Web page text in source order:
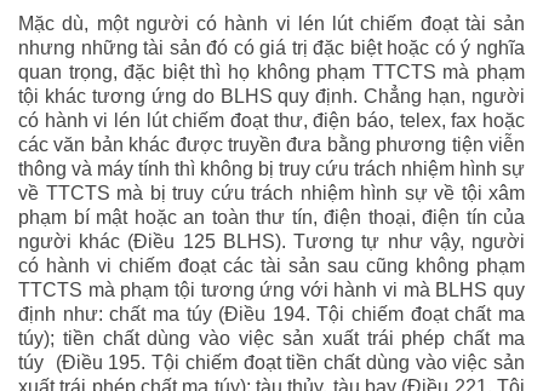
Mặc dù, một người có hành vi lén lút chiếm đoạt tài sản
nhưng những tài sản đó có giá trị đặc biệt hoặc có ý nghĩa
quan trọng, đặc biệt thì họ không phạm TTCTS mà phạm
tội khác tương ứng do BLHS quy định. Chẳng hạn, người
có hành vi lén lút chiếm đoạt thư, điện báo, telex, fax hoặc
các văn bản khác được truyền đưa bằng phương tiện viễn
thông và máy tính thì không bị truy cứu trách nhiệm hình sự
về TTCTS mà bị truy cứu trách nhiệm hình sự về tội xâm
phạm bí mật hoặc an toàn thư tín, điện thoại, điện tín của
người khác (Điều 125 BLHS). Tương tự như vậy, người
có hành vi chiếm đoạt các tài sản sau cũng không phạm
TTCTS mà phạm tội tương ứng với hành vi mà BLHS quy
định như: chất ma túy (Điều 194. Tội chiếm đoạt chất ma
túy); tiền chất dùng vào việc sản xuất trái phép chất ma
túy (Điều 195. Tội chiếm đoạt tiền chất dùng vào việc sản
xuất trái phép chất ma túy); tàu thủy, tàu bay (Điều 221. Tội